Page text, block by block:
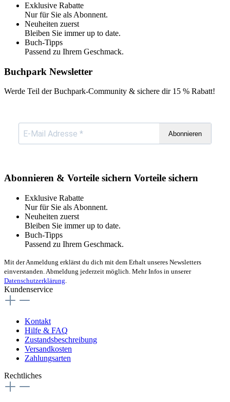
Exklusive Rabatte
Nur für Sie als Abonnent.
Neuheiten zuerst
Bleiben Sie immer up to date.
Buch-Tipps
Passend zu Ihrem Geschmack.
Buchpark Newsletter
Werde Teil der Buchpark-Community & sichere dir 15 % Rabatt!
Abonnieren
Abonnieren & Vorteile sichern Vorteile sichern
Exklusive Rabatte
Nur für Sie als Abonnent.
Neuheiten zuerst
Bleiben Sie immer up to date.
Buch-Tipps
Passend zu Ihrem Geschmack.
Mit der Anmeldung erklärst du dich mit dem Erhalt unseres Newsletters
einverstanden. Abmeldung jederzeit möglich. Mehr Infos in unserer
Datenschutzerklärung
Kundenservice
Kontakt
Hilfe & FAQ
Zustandsbeschreibung
Versandkosten
Zahlungsarten
Rechtliches